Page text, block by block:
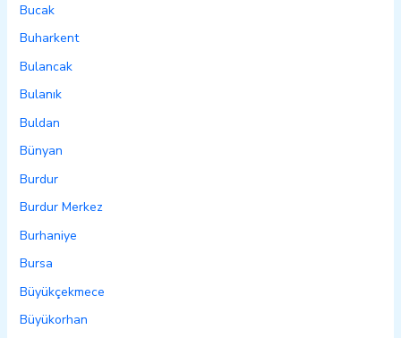
Bucak
Buharkent
Bulancak
Bulanık
Buldan
Bünyan
Burdur
Burdur Merkez
Burhaniye
Bursa
Büyükçekmece
Büyükorhan